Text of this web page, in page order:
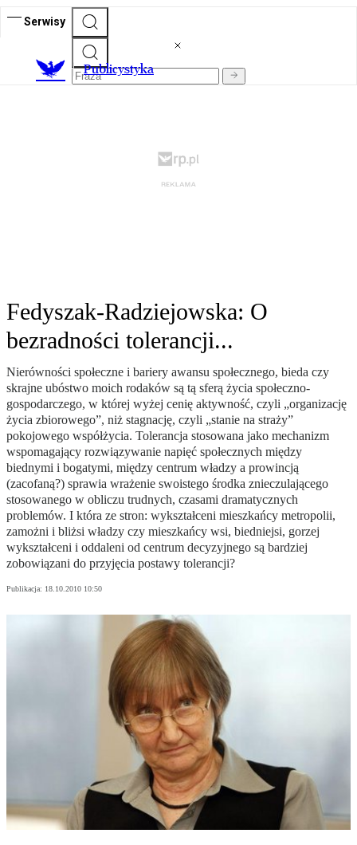
Serwisy
Publicystyka
Fedyszak-Radziejowska: O
bezradności tolerancji...
Nierówności społeczne i bariery awansu społecznego, bieda czy
skrajne ubóstwo moich rodaków są tą sferą życia społeczno-
gospodarczego, w której wyżej cenię aktywność, czyli „organizację
życia zbiorowego”, niż stagnację, czyli „stanie na straży”
pokojowego współżycia. Tolerancja stosowana jako mechanizm
wspomagający rozwiązywanie napięć społecznych między
biednymi i bogatymi, między centrum władzy a prowincją
(zacofaną?) sprawia wrażenie swoistego środka znieczulającego
stosowanego w obliczu trudnych, czasami dramatycznych
problemów. I która ze stron: wykształceni mieszkańcy metropolii,
zamożni i bliżsi władzy czy mieszkańcy wsi, biedniejsi, gorzej
wykształceni i oddaleni od centrum decyzyjnego są bardziej
zobowiązani do przyjęcia postawy tolerancji?
Publikacja: 18.10.2010 10:50